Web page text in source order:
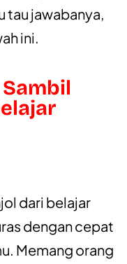
tau jawabanya,
ini.
dari belajar
dengan cepat
Memang orang